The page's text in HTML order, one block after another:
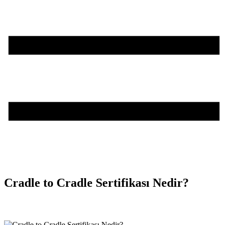
Cradle to Cradle Sertifikası Nedir?